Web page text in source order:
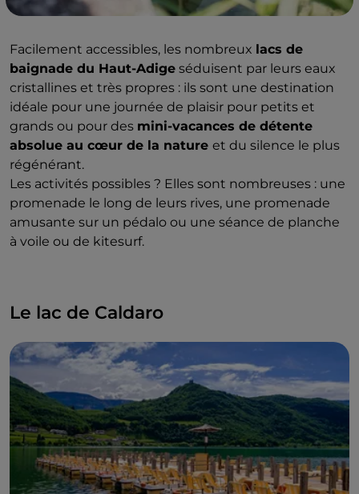
Facilement accessibles, les nombreux lacs de
baignade du Haut-Adige séduisent par leurs eaux
cristallines et très propres : ils sont une destination
idéale pour une journée de plaisir pour petits et
grands ou pour des mini-vacances de détente
absolue au cœur de la nature et du silence le plus
régénérant.
Les activités possibles ? Elles sont nombreuses : une
promenade le long de leurs rives, une promenade
amusante sur un pédalo ou une séance de planche
à voile ou de kitesurf.
Le lac de Caldaro